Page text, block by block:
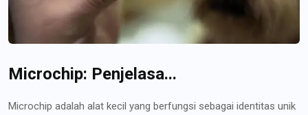
Microchip: Penjelasa...
Microchip adalah alat kecil yang berfungsi sebagai identitas unik